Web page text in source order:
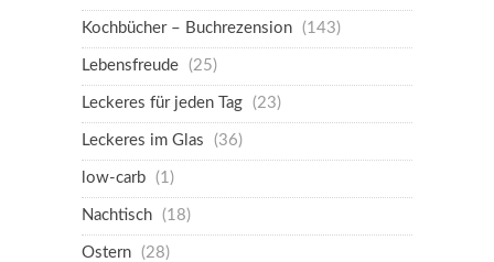
Kochbücher – Buchrezension (143)
Lebensfreude (25)
Leckeres für jeden Tag (23)
Leckeres im Glas (36)
low-carb (1)
Nachtisch (18)
Ostern (28)